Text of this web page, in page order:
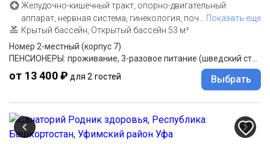
Желудочно-кишечный тракт, опорно-двигательный
аппарат, нервная система, гинекология, поч… Показать еще
Крытый бассейн, Открытый бассейн 53 м²
Номер 2-местный (корпус 7)
ПЕНСИОНЕРЫ: проживание, 3-разовое питание (шведский стол), санаторно-курортное лечение.
от 13 400 ₽ для 2 гостей Выбрать